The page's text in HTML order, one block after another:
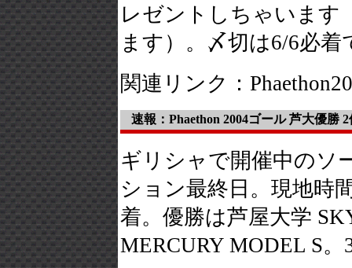
レゼントしちゃいます
ます）。〆切は6/6必
関連リンク：
速報：Phaethon 2004ゴール 芦大優勝 2
ギリシャで開催中のソ
ション最終日。現地時
着。優勝は芦屋大学
MERCURY MODEL S